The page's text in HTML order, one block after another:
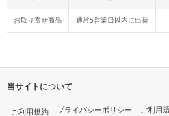
お取り寄せ商品 通常5営業日以内に出荷
当サイトについて
ご利用規約 プライバシーポリシー ご利用